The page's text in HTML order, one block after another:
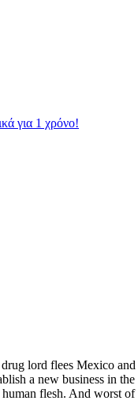
για 1 χρόνο!
lord flees Mexico
a new business in
flesh. And worst